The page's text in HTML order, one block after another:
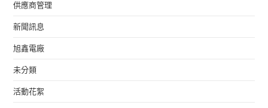
供應商管理
新聞訊息
旭鑫電廠
未分類
活動花絮